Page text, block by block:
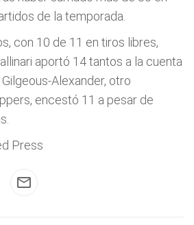
de la temporada.
con 10 de 11 en tiros libres,
aportó 14 tantos a la cuenta
Alexander, otro
encestó 11 a pesar de
Press